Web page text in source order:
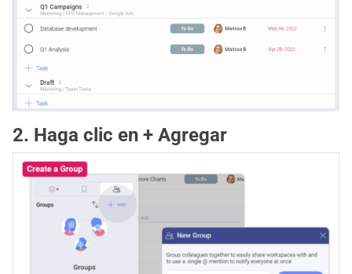
2. Haga clic en + Agregar